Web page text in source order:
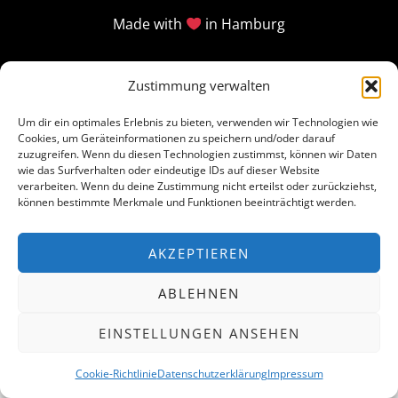
Zustimmung verwalten
Um dir ein optimales Erlebnis zu bieten, verwenden wir Technologien wie
Cookies, um Geräteinformationen zu speichern und/oder darauf
zuzugreifen. Wenn du diesen Technologien zustimmst, können wir Daten
wie das Surfverhalten oder eindeutige IDs auf dieser Website
verarbeiten. Wenn du deine Zustimmung nicht erteilst oder zurückziehst,
können bestimmte Merkmale und Funktionen beeinträchtigt werden.
AKZEPTIEREN
ABLEHNEN
EINSTELLUNGEN ANSEHEN
Cookie-RichtlinieDatenschutzerklärungImpressum
Made with in Hamburg